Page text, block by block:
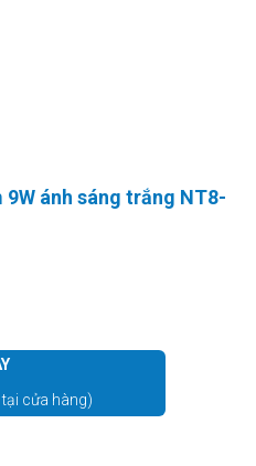
9W ánh sáng trắng NT8-
₫.
tại là: 77.475 ₫.
cửa hàng)